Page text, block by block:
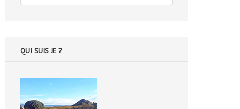
pour
QUI SUIS JE ?